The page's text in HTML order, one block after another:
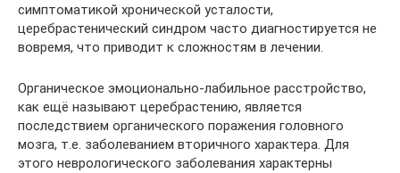
симптоматикой хронической усталости,
церебрастенический синдром часто диагностируется не
вовремя, что приводит к сложностям в лечении.
Органическое эмоционально-лабильное расстройство,
как ещё называют церебрастению, является
последствием органического поражения головного
мозга, т.е. заболеванием вторичного характера. Для
этого неврологического заболевания характерны